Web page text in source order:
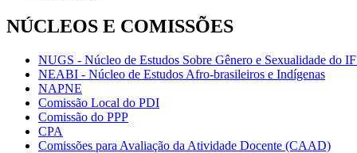
NÚCLEOS E COMISSÕES
NUGS - Núcleo de Estudos Sobre Gênero e Sexualidade do
NEABI - Núcleo de Estudos Afro-brasileiros e Indígenas
NAPNE
Comissão Local do PDI
Comissão do PPP
CPA
Comissões para Avaliação da Atividade Docente (CAAD)